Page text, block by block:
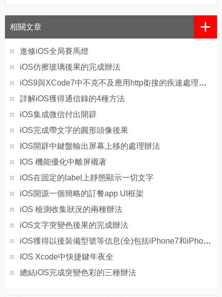
相關文章 +
進修iOS全局賽馬燈
iOS仿擦玻璃後果的完成辦法
iOS9與XCode7中不克不及應用http銜接的疾速處理方法
詳解iOS獲得通信錄的4種方法
iOS集成微信付出開辟
iOS完成帶文字的圓形頭像後果
IOS開辟中鍵盤輸出屏幕上移的處理辦法
IOS 機能優化中離屏襯著
iOS在固定的label上靜態顯示一切文字
iOS開源一個簡略的訂餐app UI框架
iOS 檢測收集狀況的兩種辦法
iOS文字突變色後果的完成辦法
iOS獲得以後裝備型號等信息(全)包括iPhone7和iPhone7P
IOS Xcode中快捷鍵年夜全
總結iOS完成突變色彩的三種辦法